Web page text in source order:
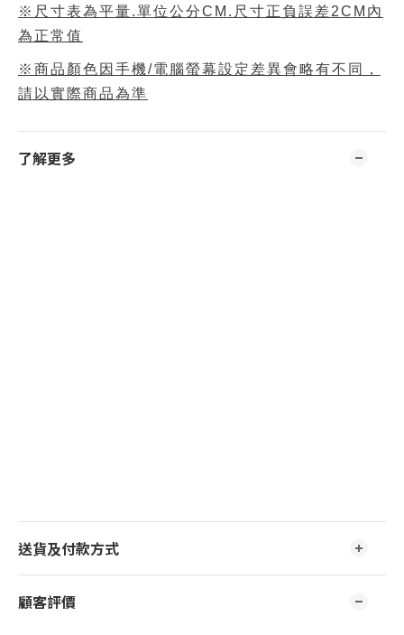
※尺寸表為平量.單位公分CM.尺寸正負誤差2CM內
為正常值
※商品顏色因手機/電腦螢幕設定差異會略有不同，
請以實際商品為準
了解更多
送貨及付款方式
顧客評價